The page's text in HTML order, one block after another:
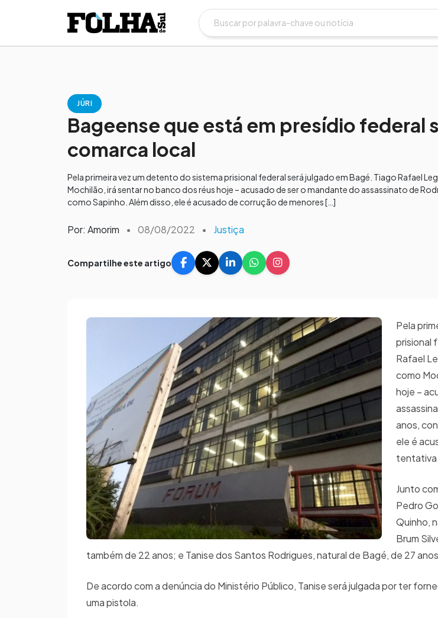
JÚRI
Bageense que está em presídio federal
comarca local
Pela primeira vez um detento do sistema prisional federal será julgado em Bagé. Tiago Rafael
Mochilão, irá sentar no banco dos réus hoje – acusado de ser o mandante do assassinato de
como Sapinho. Além disso, ele é acusado de corrução de menores […]
Por: Amorim • 08/08/2022 • Justiça
Compartilhe este artigo
Pela
prisional
Rafael
como
hoje –
anos,
ele é
tentativa
Junto
Pedro
Quinho,
Brum
também de 22 anos; e Tanise dos Santos Rodrigues, natural de Bagé, de 27
De acordo com a denúncia do Ministério Público, Tanise será julgada por ter
uma pistola.